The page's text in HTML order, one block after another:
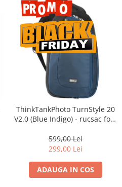
ThinkTankPhoto TurnStyle 20
V2.0 (Blue Indigo) - rucsac foto
599,00 Lei
299,00 Lei
ADAUGA IN COS